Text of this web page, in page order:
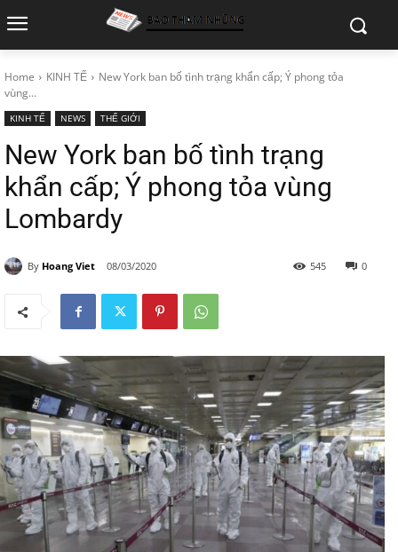
Home KINH TẾ
New York ban bố tình trạng khẩn cấp; Ý phong tỏa
vùng...
KINH TẾ NEWS THẾ GIỚI
New York ban bố tình trạng
khẩn cấp; Ý phong tỏa vùng
Lombardy
By Hoang Viet 08/03/2020 0
545